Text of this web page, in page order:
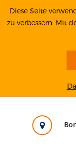
Diese Seite
zu verbessern. Mit